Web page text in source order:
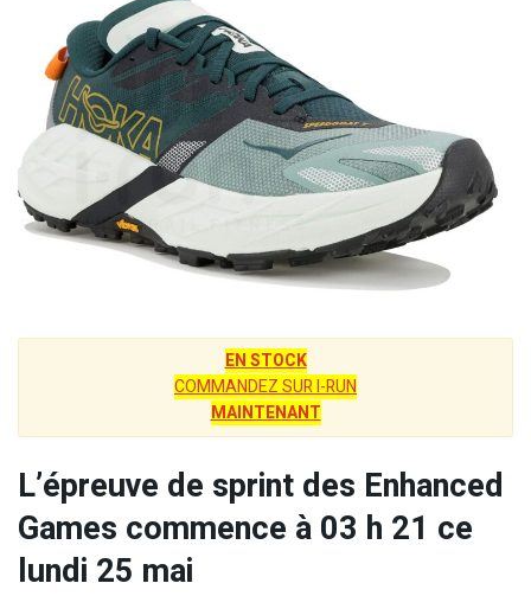
EN STOCK
COMMANDEZ SUR I-RUN
MAINTENANT
L’épreuve de sprint des Enhanced
Games commence à 03 h 21 ce
lundi 25 mai